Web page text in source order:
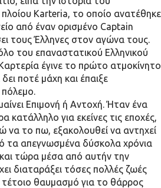
πλοίου Karteria, το οποίο ανατέθηκε
από έναν ορισμένο Captain
τους Έλληνες στον αγώνα τους.
του επαναστατικού Ελληνικού
έγινε το πρώτο ατμοκίνητο
ποτέ μάχη και έπαιξε
Επιμονή ή Αντοχή. Ήταν ένα
κατάλληλο για εκείνες τις εποχές,
να το πω, εξακολουθεί να αντηχεί
τα απεγνωσμένα δύσκολα χρόνια
και τώρα μέσα από αυτήν την
διαταράξει τόσες πολλές ζωές
θαυμασμό για το θάρρος